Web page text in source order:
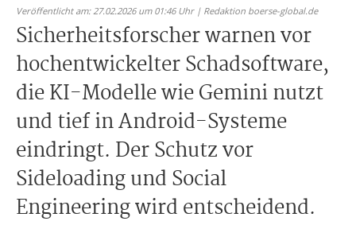
Veröffentlicht am: 27.02.2026 um 01:46 Uhr | Redaktion boerse-global.de
Sicherheitsforscher warnen vor
hochentwickelter Schadsoftware,
die KI-Modelle wie Gemini nutzt
und tief in Android-Systeme
eindringt. Der Schutz vor
Sideloading und Social
Engineering wird entscheidend.